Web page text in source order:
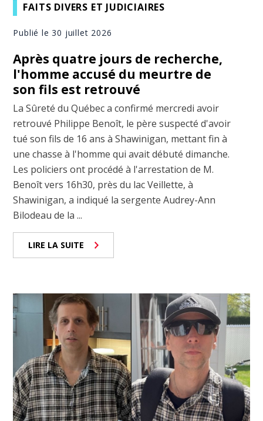
FAITS DIVERS ET JUDICIAIRES
Publié le 30 juillet 2026
Après quatre jours de recherche,
l'homme accusé du meurtre de
son fils est retrouvé
La Sûreté du Québec a confirmé mercredi avoir
retrouvé Philippe Benoît, le père suspecté d'avoir
tué son fils de 16 ans à Shawinigan, mettant fin à
une chasse à l'homme qui avait débuté dimanche.
Les policiers ont procédé à l'arrestation de M.
Benoît vers 16h30, près du lac Veillette, à
Shawinigan, a indiqué la sergente Audrey-Ann
Bilodeau de la ...
LIRE LA SUITE